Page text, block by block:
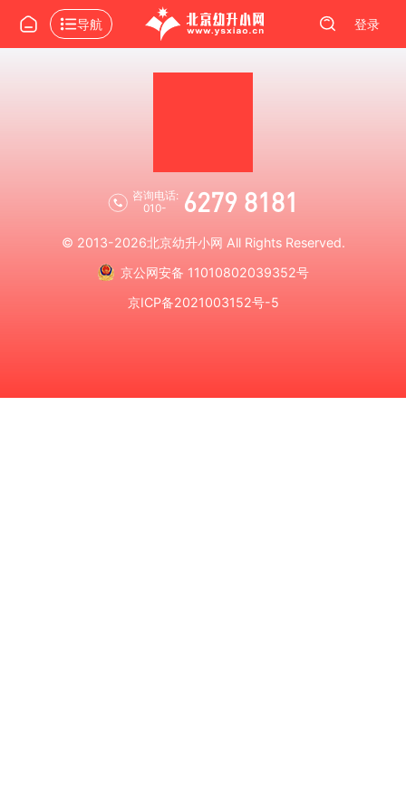
导航 登录
咨询电话:
010-
6279 8181
© 2013-2026北京幼升小网 All Rights Reserved.
京公网安备 11010802039352号
京ICP备2021003152号-5